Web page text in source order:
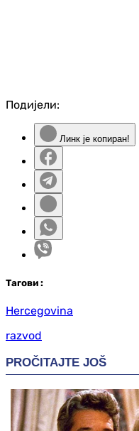
Подијели:
Линк је копиран!
Тагови :
Hercegovina
razvod